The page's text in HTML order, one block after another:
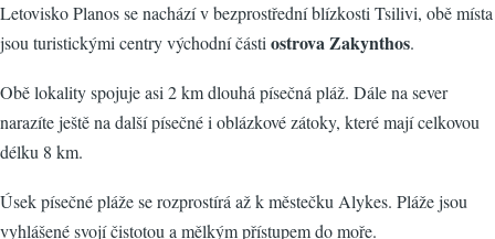
Letovisko Planos se nachází v bezprostřední blízkosti Tsilivi, obě místa
jsou turistickými centry východní části ostrova Zakynthos.
Obě lokality spojuje asi 2 km dlouhá písečná pláž. Dále na sever
narazíte ještě na další písečné i oblázkové zátoky, které mají celkovou
délku 8 km.
Úsek písečné pláže se rozprostírá až k městečku Alykes. Pláže jsou
vyhlášené svojí čistotou a mělkým přístupem do moře.